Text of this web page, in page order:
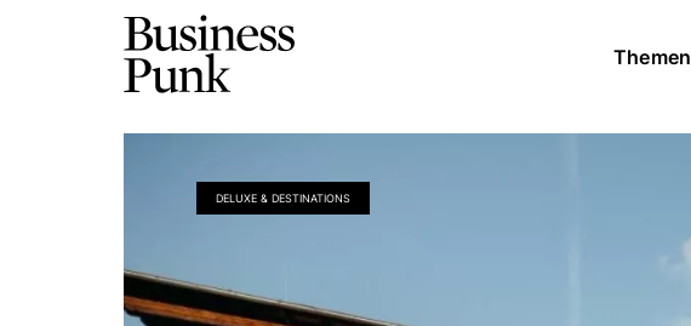
Themen
DELUXE & DESTINATIONS